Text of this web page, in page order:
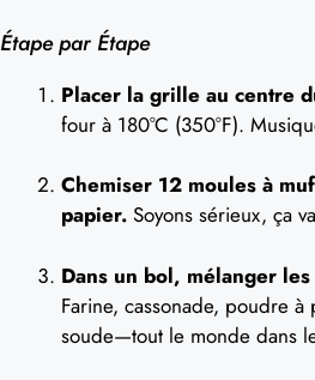
Étape par Étape
Placer la grille au centre
four à 180°C (350°F).
Chemiser 12 moules à
papier. Soyons sérieux, ça
Dans un bol, mélanger
Farine, cassonade, poudre
soude—tout le monde dans